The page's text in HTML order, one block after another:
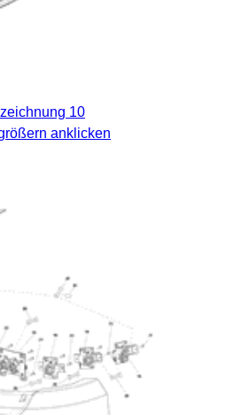
10
anklicken